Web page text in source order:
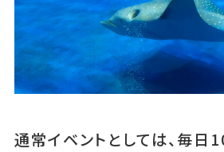
通常イベントとしては、毎